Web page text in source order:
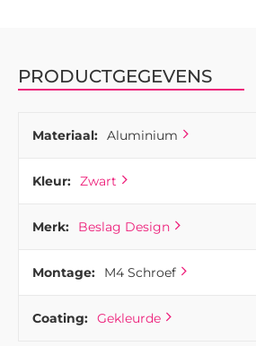
PRODUCTGEGEVENS
Materiaal: Aluminium
Kleur: Zwart
Merk: Beslag Design
Montage: M4 Schroef
Coating: Gekleurde